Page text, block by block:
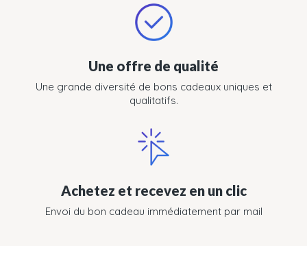
Une offre de qualité
Une grande diversité de bons cadeaux uniques et
qualitatifs.
Achetez et recevez en un clic
Envoi du bon cadeau immédiatement par mail